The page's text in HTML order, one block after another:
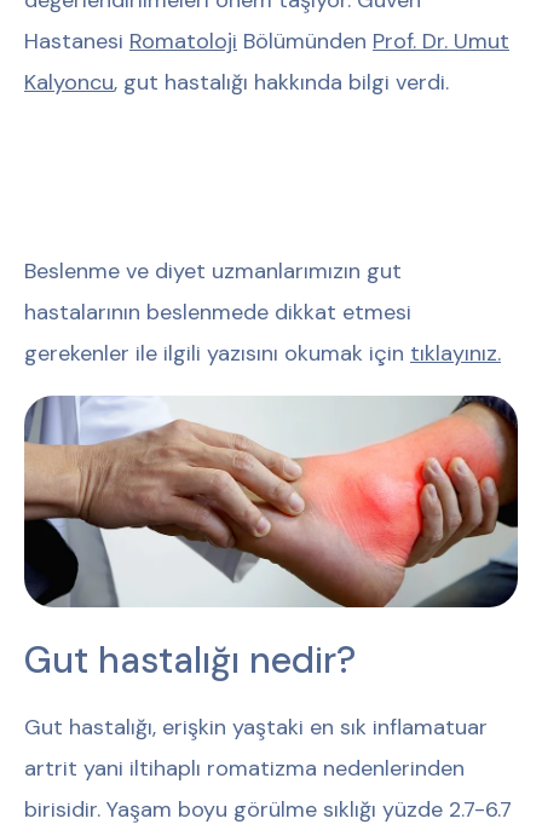
Hastanesi Romatoloji Bölümünden Prof. Dr. Umut
Kalyoncu, gut hastalığı hakkında bilgi verdi.
Beslenme ve diyet uzmanlarımızın gut
hastalarının beslenmede dikkat etmesi
gerekenler ile ilgili yazısını okumak için tıklayınız.
Gut hastalığı nedir?
Gut hastalığı, erişkin yaştaki en sık inflamatuar
artrit yani iltihaplı romatizma nedenlerinden
birisidir. Yaşam boyu görülme sıklığı yüzde 2.7-6.7